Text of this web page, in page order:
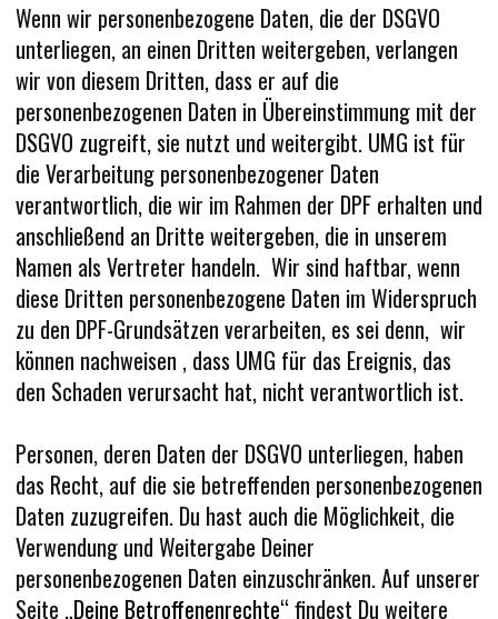
Wenn wir personenbezogene Daten, die der DSGVO
unterliegen, an einen Dritten weitergeben, verlangen
wir von diesem Dritten, dass er auf die
personenbezogenen Daten in Übereinstimmung mit der
DSGVO zugreift, sie nutzt und weitergibt. UMG ist für
die Verarbeitung personenbezogener Daten
verantwortlich, die wir im Rahmen der DPF erhalten und
anschließend an Dritte weitergeben, die in unserem
Namen als Vertreter handeln. Wir sind haftbar, wenn
diese Dritten personenbezogene Daten im Widerspruch
zu den DPF-Grundsätzen verarbeiten, es sei denn, wir
können nachweisen , dass UMG für das Ereignis, das
den Schaden verursacht hat, nicht verantwortlich ist.
Personen, deren Daten der DSGVO unterliegen, haben
das Recht, auf die sie betreffenden personenbezogenen
Daten zuzugreifen. Du hast auch die Möglichkeit, die
Verwendung und Weitergabe Deiner
personenbezogenen Daten einzuschränken. Auf unserer
Seite „Deine Betroffenenrechte“ findest Du weitere